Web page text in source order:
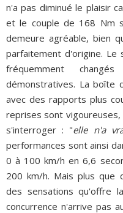
n'a pas diminué le plaisir
et le couple de 168 Nm
demeure agréable, bien
parfaitement d'origine. Le
fréquemment
démonstratives. La boîte
avec des rapports plus
reprises sont
s'interroger : "elle n'a
performances sont ainsi
0 à 100 km/h en 6,6
200 km/h. Mais plus que
des sensations qu'offre
concurrence n'arrive pas